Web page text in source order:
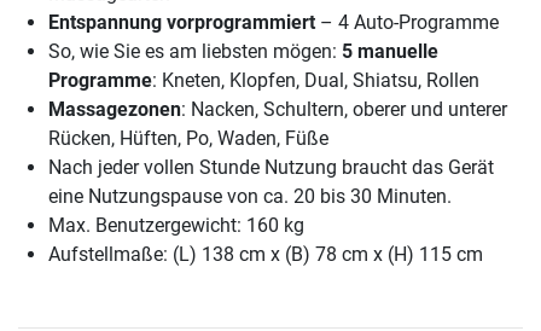
Entspannung vorprogrammiert – 4 Auto-Programme
So, wie Sie es am liebsten mögen: 5 manuelle
Programme: Kneten, Klopfen, Dual, Shiatsu, Rollen
Massagezonen: Nacken, Schultern, oberer und unterer
Rücken, Hüften, Po, Waden, Füße
Nach jeder vollen Stunde Nutzung braucht das Gerät
eine Nutzungspause von ca. 20 bis 30 Minuten.
Max. Benutzergewicht: 160 kg
Aufstellmaße: (L) 138 cm x (B) 78 cm x (H) 115 cm